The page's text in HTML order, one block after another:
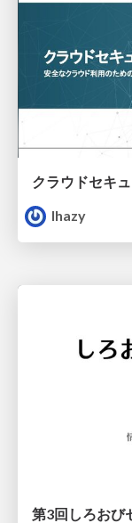
lhazy
第3回しろおび